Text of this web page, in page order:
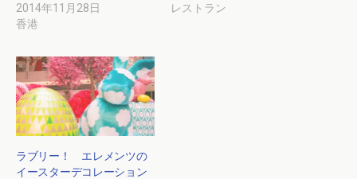
2014年11月28日
香港
レストラン
ラブリー！ エレメンツの
イースターデコレーション